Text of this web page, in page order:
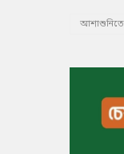
আশাশুনিতে